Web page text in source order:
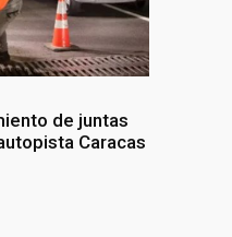
de juntas
Caracas